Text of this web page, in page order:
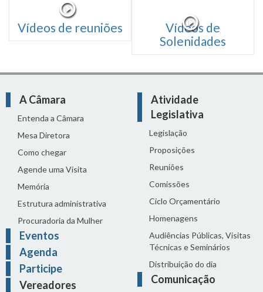
Vídeos de reuniões
Vídeos de
Solenidades
A Câmara
Entenda a Câmara
Mesa Diretora
Como chegar
Agende uma Visita
Memória
Estrutura administrativa
Procuradoria da Mulher
Eventos
Agenda
Participe
Vereadores
Atividade
Legislativa
Legislação
Proposições
Reuniões
Comissões
Ciclo Orçamentário
Homenagens
Audiências Públicas, Visitas
Técnicas e Seminários
Distribuição do dia
Comunicação